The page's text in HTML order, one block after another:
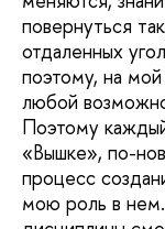
повернуться
отдаленных
поэтому, на мой
любой
Поэтому
«Вышке», по-
процесс
мою роль в